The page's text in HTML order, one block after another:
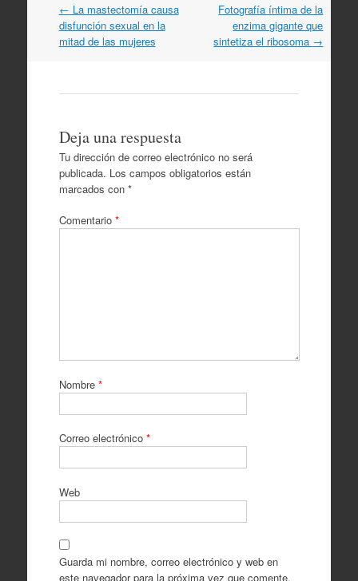
Navegación
por
artículos
← La mastectomía causa
disfunción sexual en la
mitad de las mujeres
Fotografía íntima de la
enzima gigante que
sintetiza el ribosoma →
Deja una respuesta
Tu dirección de correo electrónico no será
publicada. Los campos obligatorios están
marcados con *
Comentario *
Nombre *
Correo electrónico *
Web
Guarda mi nombre, correo electrónico y web en
este navegador para la próxima vez que comente.